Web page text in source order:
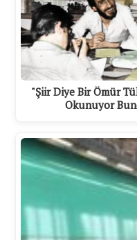
"Şiir Diye Bir Ömür
Okunuyor